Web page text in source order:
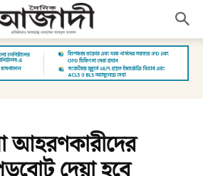
আহরণকারীদের